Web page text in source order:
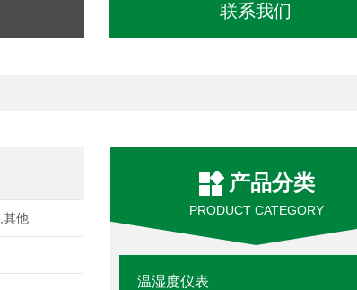
联系我们
产品分类
PRODUCT CATEGORY
温湿度仪表
其他